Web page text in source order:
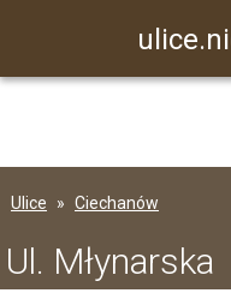
Ulice Ciechanów
Ul. Młynarska